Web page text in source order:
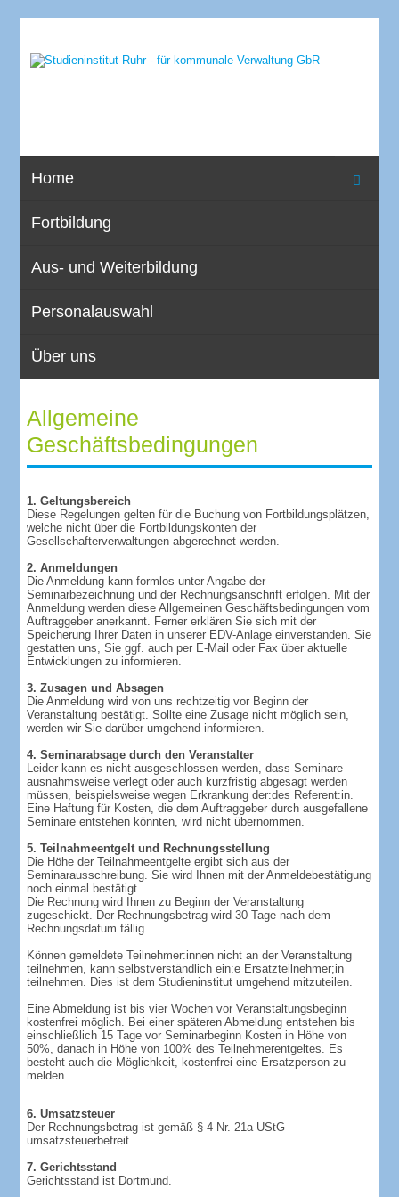
Home
Fortbildung
Aus- und Weiterbildung
Personalauswahl
Über uns
Allgemeine
Geschäftsbedingungen
1. Geltungsbereich
Diese Regelungen gelten für die Buchung von Fortbildungsplätzen,
welche nicht über die Fortbildungskonten der
Gesellschafterverwaltungen abgerechnet werden.
2. Anmeldungen
Die Anmeldung kann formlos unter Angabe der
Seminarbezeichnung und der Rechnungsanschrift erfolgen. Mit der
Anmeldung werden diese Allgemeinen Geschäftsbedingungen vom
Auftraggeber anerkannt. Ferner erklären Sie sich mit der
Speicherung Ihrer Daten in unserer EDV-Anlage einverstanden. Sie
gestatten uns, Sie ggf. auch per E-Mail oder Fax über aktuelle
Entwicklungen zu informieren.
3. Zusagen und Absagen
Die Anmeldung wird von uns rechtzeitig vor Beginn der
Veranstaltung bestätigt. Sollte eine Zusage nicht möglich sein,
werden wir Sie darüber umgehend informieren.
4. Seminarabsage durch den Veranstalter
Leider kann es nicht ausgeschlossen werden, dass Seminare
ausnahmsweise verlegt oder auch kurzfristig abgesagt werden
müssen, beispielsweise wegen Erkrankung der:des Referent:in.
Eine Haftung für Kosten, die dem Auftraggeber durch ausgefallene
Seminare entstehen könnten, wird nicht übernommen.
5. Teilnahmeentgelt und Rechnungsstellung
Die Höhe der Teilnahmeentgelte ergibt sich aus der
Seminarausschreibung. Sie wird Ihnen mit der Anmeldebestätigung
noch einmal bestätigt.
Die Rechnung wird Ihnen zu Beginn der Veranstaltung
zugeschickt. Der Rechnungsbetrag wird 30 Tage nach dem
Rechnungsdatum fällig.
Können gemeldete Teilnehmer:innen nicht an der Veranstaltung
teilnehmen, kann selbstverständlich ein:e Ersatzteilnehmer;in
teilnehmen. Dies ist dem Studieninstitut umgehend mitzuteilen.
Eine Abmeldung ist bis vier Wochen vor Veranstaltungsbeginn
kostenfrei möglich. Bei einer späteren Abmeldung entstehen bis
einschließlich 15 Tage vor Seminarbeginn Kosten in Höhe von
50%, danach in Höhe von 100% des Teilnehmerentgeltes. Es
besteht auch die Möglichkeit, kostenfrei eine Ersatzperson zu
melden.
6. Umsatzsteuer
Der Rechnungsbetrag ist gemäß § 4 Nr. 21a UStG
umsatzsteuerbefreit.
7. Gerichtsstand
Gerichtsstand ist Dortmund.